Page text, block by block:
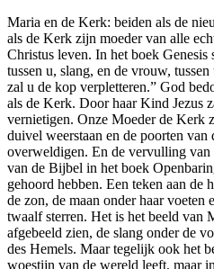
Maria en de Kerk: beiden als de
als de Kerk zijn moeder van alle
Christus leven. In het boek Genesis
tussen u, slang, en de vrouw,
zal u de kop verpletteren.” God
als de Kerk. Door haar Kind Jezus
vernietigen. Onze Moeder de Kerk
duivel weerstaan en de poorten van
overweldigen. En de vervulling van
van de Bijbel in het boek
gehoord hebben. Een teken aan de
de zon, de maan onder haar voeten
twaalf sterren. Het is het beeld van
afgebeeld zien, de slang onder de
des Hemels. Maar tegelijk ook het
woestijn van de wereld leeft, maar